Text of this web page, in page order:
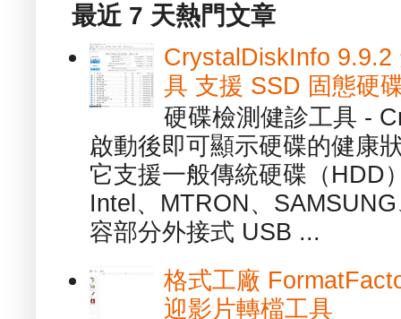
最近 7 天熱門文章
CrystalDiskInfo 9.9.2
具 支援 SSD 固態硬
硬碟檢測健診工具 -
啟動後即可顯示硬碟的健康
它支援一般傳統硬碟（HDD
Intel、MTRON、
容部分外接式 USB ...
格式工廠
迎影片轉檔工具